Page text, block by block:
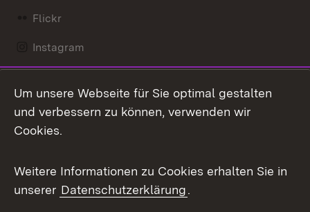
Flickr
Instagram
Mastodon
Messenger
Social Wall
X / Twitter
Um unsere Webseite für Sie optimal gestalten
und verbessern zu können, verwenden wir
Cookies.
Weitere Informationen zu Cookies erhalten Sie in
unserer Datenschutzerklärung.